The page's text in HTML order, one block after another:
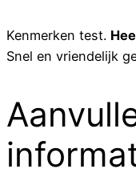
Kenmerken test.
Snel en vriendelijk